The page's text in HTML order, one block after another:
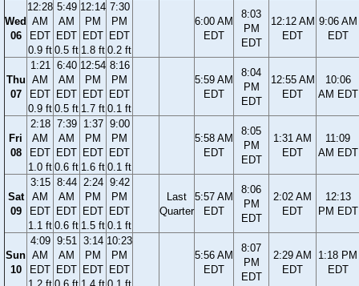
Wed
06
12:28
AM
EDT
0.9 ft
5:49
AM
EDT
0.5 ft
12:14
PM
EDT
1.8 ft
7:30
PM
EDT
0.2 ft
6:00 AM
EDT
8:03
PM
EDT
12:12 AM
EDT
9:06 AM
EDT
Thu
07
1:21
AM
EDT
0.9 ft
6:40
AM
EDT
0.5 ft
12:54
PM
EDT
1.7 ft
8:16
PM
EDT
0.1 ft
5:59 AM
EDT
8:04
PM
EDT
12:55 AM
EDT
10:06
AM EDT
Fri
08
2:18
AM
EDT
1.0 ft
7:39
AM
EDT
0.6 ft
1:37
PM
EDT
1.6 ft
9:00
PM
EDT
0.1 ft
5:58 AM
EDT
8:05
PM
EDT
1:31 AM
EDT
11:09
AM EDT
Sat
09
3:15
AM
EDT
1.1 ft
8:44
AM
EDT
0.6 ft
2:24
PM
EDT
1.5 ft
9:42
PM
EDT
0.1 ft
Last
Quarter
5:57 AM
EDT
8:06
PM
EDT
2:02 AM
EDT
12:13
PM EDT
Sun
10
4:09
AM
EDT
9:51
AM
EDT
3:14
PM
EDT
10:23
PM
EDT
5:56 AM
EDT
8:07
PM
EDT
2:29 AM
EDT
1:18 PM
EDT